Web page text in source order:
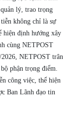
lý, trao trọng
không chỉ là sự
hiện định hướng xây
cùng NETPOST
NETPOST trân
phận trọng điểm.
công việc, thể hiện
Ban Lãnh đạo tin